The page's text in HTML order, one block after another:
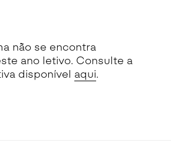
não se encontra
ano letivo. Consulte a
disponível aqui.